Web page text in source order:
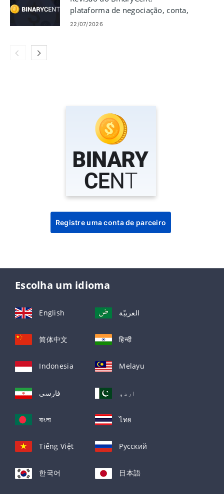
plataforma de negociação, conta,
taxas e segurança
22/07/2026
Registre uma conta de parceiro
Escolha um idioma
English العربيّة
简体中文 हिन्दी
Indonesia Melayu
فارسی اردو
বাংলা ไทย
Tiếng Việt Русский
한국어 日本語